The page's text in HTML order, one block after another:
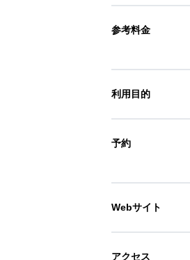
参考料金
利用目的
予約
Webサイト
アクセス